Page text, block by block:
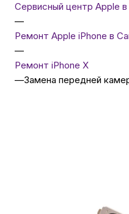
Сервисный центр Apple
—
Ремонт Apple iPhone в
—
Ремонт iPhone X
—Замена передней